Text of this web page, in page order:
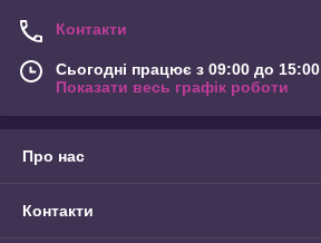
Контакти
Сьогодні працює з 09:00 до 15:00
Показати весь графік роботи
Про нас
Контакти